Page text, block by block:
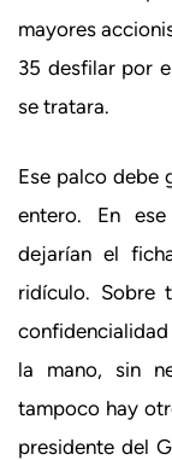
mayores
35 desfilar por
se tratara.
Ese palco debe
entero. En
dejarían el
ridículo. Sobre
la mano, sin
tampoco hay
presidente del